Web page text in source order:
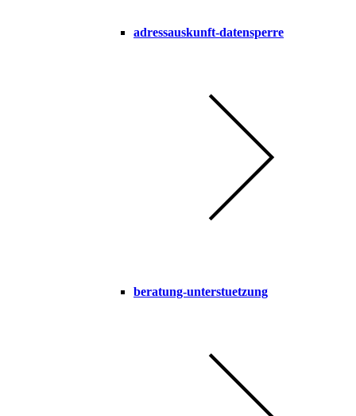
adressauskunft-datensperre
beratung-unterstuetzung